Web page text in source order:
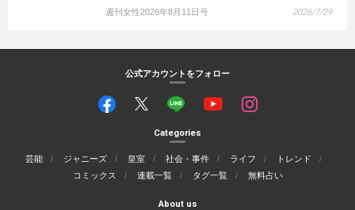
週刊女性2026年8月11日号 2026/7/29
公式アカウントをフォロー
Categories
芸能 ジャニーズ 皇室 社会・事件 ライフ
トレンド
コミックス
連載一覧 タグ一覧 無料占い
About us